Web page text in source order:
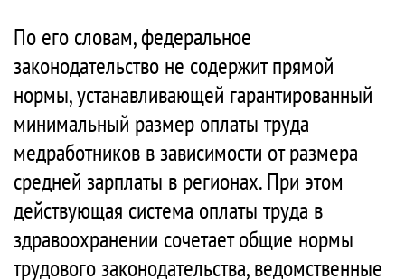
По его словам, федеральное
законодательство не содержит прямой
нормы, устанавливающей гарантированный
минимальный размер оплаты труда
медработников в зависимости от размера
средней зарплаты в регионах. При этом
действующая система оплаты труда в
здравоохранении сочетает общие нормы
трудового законодательства, ведомственные